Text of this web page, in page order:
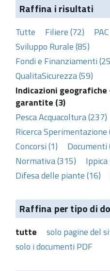
Raffina i risultati
Tutte Filiere (72)
Sviluppo Rurale (85)
Fondi e Finanziamenti
QualitaSicurezza (59)
Indicazioni
garantite (3)
Pesca Acquacoltura (237)
Ricerca Sperimentazione
Concorsi (1)
Documenti
Normativa (315)
Ippica
Difesa delle piante (16)
Raffina per tipo di
tutte
solo pagine del
solo i documenti PDF